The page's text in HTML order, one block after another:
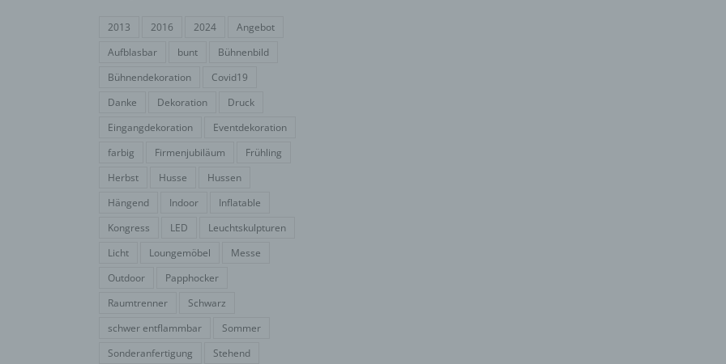
2013 2016 2024
Angebot
Aufblasbar
bunt
Bühnenbild
Bühnendekoration
Covid19
Danke
Dekoration
Druck
Eingangdekoration
Eventdekoration
farbig
Firmenjubiläum
Frühling
Herbst
Husse
Hussen
Hängend
Indoor
Inflatable
Kongress
LED
Leuchtskulpturen
Licht
Loungemöbel
Messe
Outdoor
Papphocker
Raumtrenner
Schwarz
schwer entflammbar
Sommer
Sonderanfertigung
Stehend